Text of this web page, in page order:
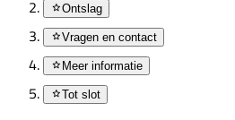
Ontslag
Vragen en contact
Meer informatie
Tot slot